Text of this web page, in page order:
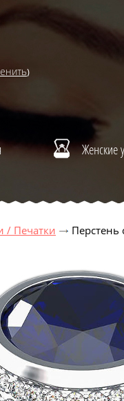
)
Женские
/ Печатки